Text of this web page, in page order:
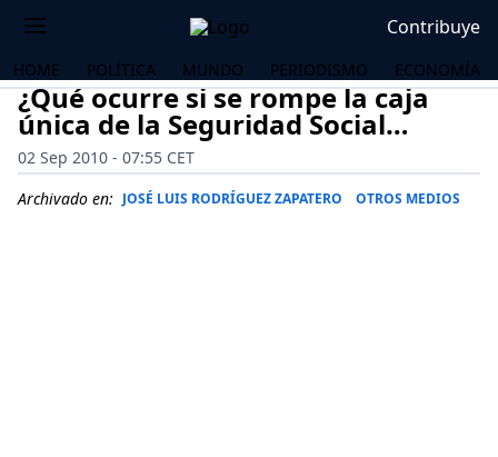
Contribuye
HOME POLÍTICA MUNDO PERIODISMO ECONOMÍA
¿Qué ocurre si se rompe la caja
única de la Seguridad Social…
02 Sep 2010 - 07:55 CET
Archivado en: JOSÉ LUIS RODRÍGUEZ ZAPATERO OTROS MEDIOS